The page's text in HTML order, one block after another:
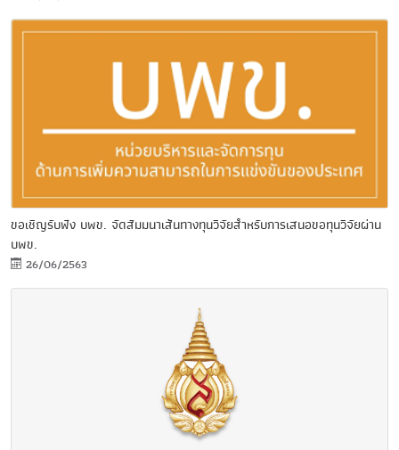
ขอเชิญรับฟัง บพข. จัดสัมมนาเส้นทางทุนวิจัยสำหรับการเสนอขอทุนวิจัยผ่าน
บพข.
26/06/2563